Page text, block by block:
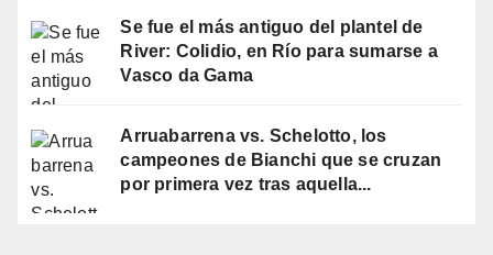
Se fue el más antiguo del plantel de
River: Colidio, en Río para sumarse a
Vasco da Gama
Arruabarrena vs. Schelotto, los
campeones de Bianchi que se cruzan
por primera vez tras aquella...